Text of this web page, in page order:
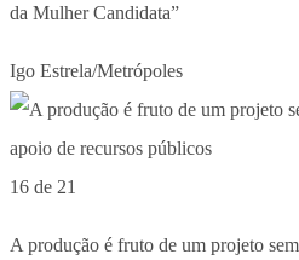
da Mulher Candidata”
Igo Estrela/Metrópoles
16 de 21
A produção é fruto de um projeto